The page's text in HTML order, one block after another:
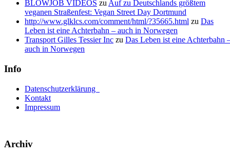
BLOWJOB VIDEOS zu Auf zu Deutschlands größtem
veganen Straßenfest: Vegan Street Day Dortmund
http://www.glklcs.com/comment/html/?35665.html zu Das
Leben ist eine Achterbahn – auch in Norwegen
Transport Gilles Tessier Inc zu Das Leben ist eine Achterbahn
auch in Norwegen
Info
Datenschutzerklärung
Kontakt
Impressum
Archiv